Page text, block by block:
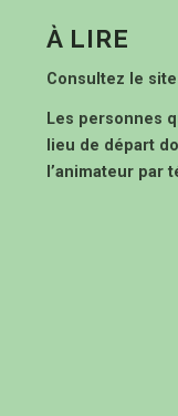
À LIRE
Consultez le
Les personnes
lieu de départ
l’animateur par